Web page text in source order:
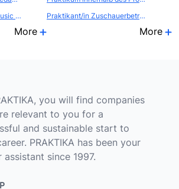
Praktikum im Bereich Music Management
More
Praktikant/in Zuschauerbetreuung
More
you will find companies
relevant to you for a
and sustainable start to
PRAKTIKA has been your
assistant since 1997.